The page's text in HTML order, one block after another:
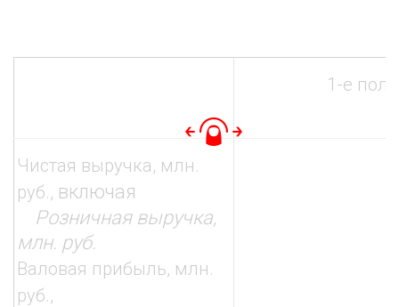
1-е
Чистая выручка, млн.
руб., включая
Розничная выручка,
млн. руб.
Валовая прибыль, млн.
руб.,